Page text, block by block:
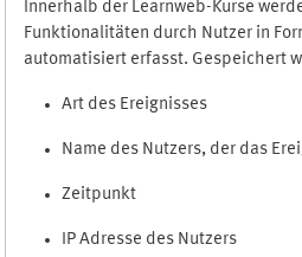
Innerhalb der Learnweb-Kurse
Funktionalitäten durch Nutzer in
automatisiert erfasst. Gespeichert
Art des Ereignisses
Name des Nutzers, der das
Zeitpunkt
IP Adresse des Nutzers